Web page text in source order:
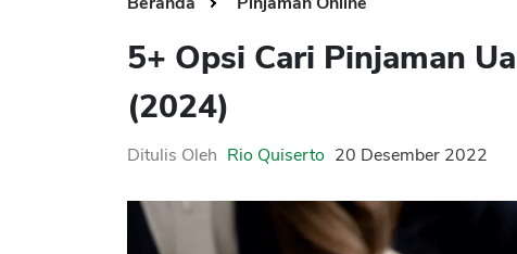
5+ Opsi Cari Pinjaman
(2024)
Ditulis Oleh Rio Quiserto 20 Desember 2022